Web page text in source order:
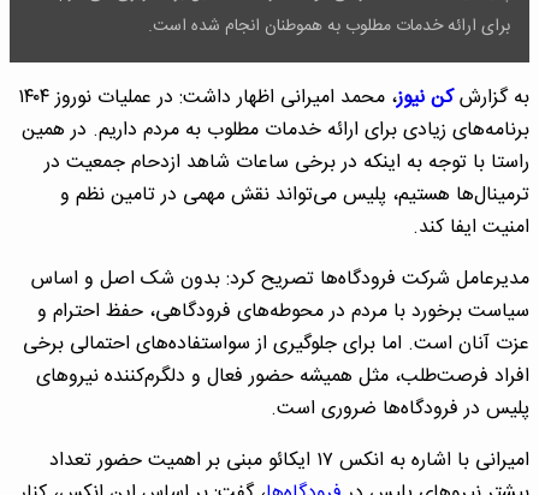
برای ارائه خدمات مطلوب به هموطنان انجام شده است.
به گزارشکن نیوز
، محمد امیرانی اظهار داشت: در عملیات نوروز ۱۴۰۴
برنامه‌های زیادی برای ارائه خدمات مطلوب به مردم داریم. در همین
راستا با توجه به اینکه در برخی ساعات شاهد ازدحام جمعیت در
ترمینال‌ها هستیم، پلیس می‌تواند نقش مهمی در تامین نظم و
امنیت ایفا کند.
مدیرعامل شرکت فرودگاه‌ها تصریح کرد: بدون شک اصل و اساس
سیاست برخورد با مردم در محوطه‌های فرودگاهی، حفظ احترام و
عزت آنان است. اما برای جلوگیری از سواستفاده‌های احتمالی برخی
افراد فرصت‌طلب، مثل همیشه حضور فعال و دلگرم‌کننده نیروهای
پلیس در فرودگاه‌ها ضروری است.
امیرانی با اشاره به انکس ۱۷ ایکائو مبنی بر اهمیت حضور تعداد